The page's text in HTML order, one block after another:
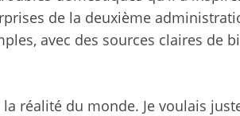
de la deuxième
avec des sources claires de
réalité du monde. Je voulais